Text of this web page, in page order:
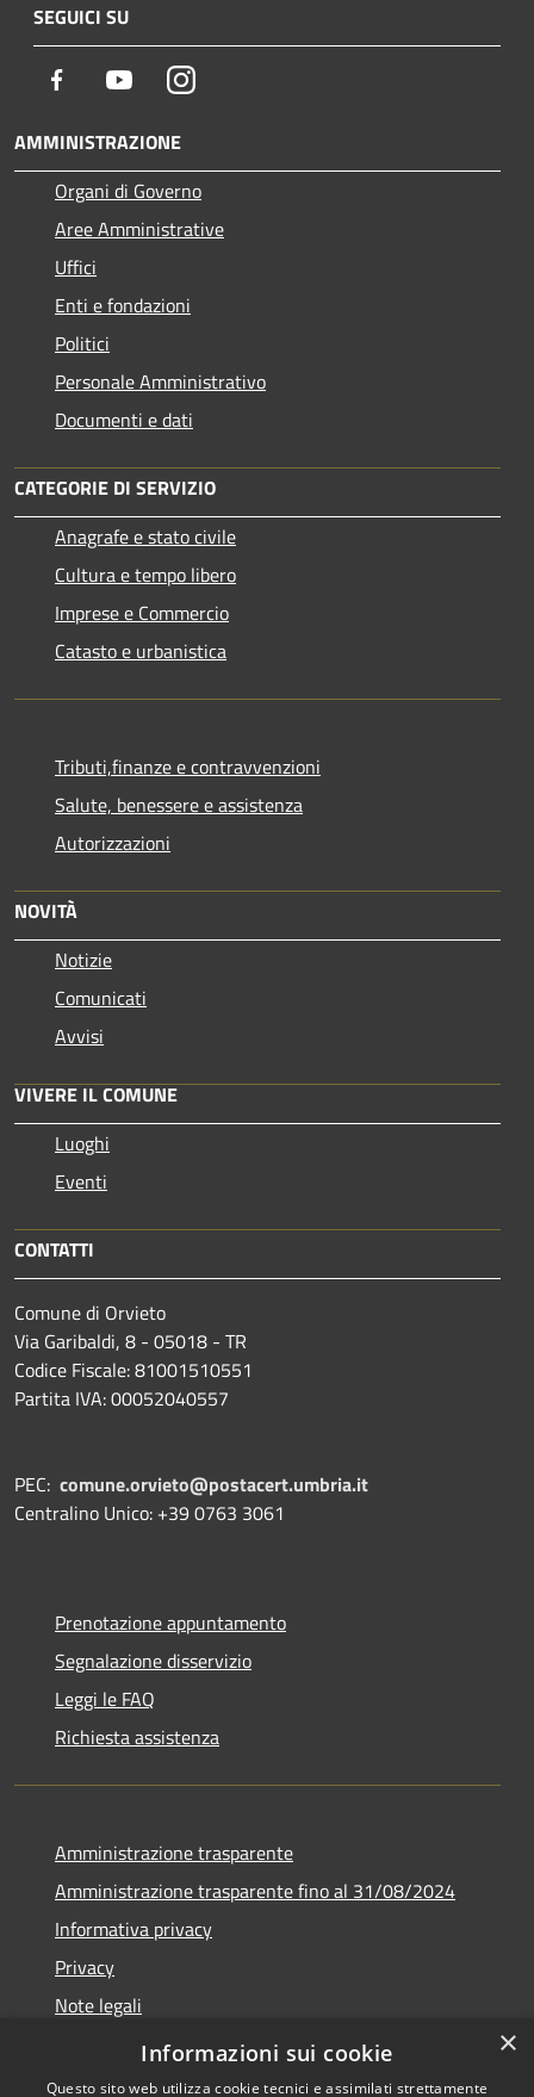
SEGUICI SU
Facebook YoutubeInstagram
AMMINISTRAZIONE
Organi di Governo
Aree Amministrative
Uffici
Enti e fondazioni
Politici
Personale Amministrativo
Documenti e dati
CATEGORIE DI SERVIZIO
Anagrafe e stato civile
Cultura e tempo libero
Imprese e Commercio
Catasto e urbanistica
Tributi,finanze e contravvenzioni
Salute, benessere e assistenza
Autorizzazioni
NOVITÀ
Notizie
Comunicati
Avvisi
VIVERE IL COMUNE
Luoghi
Eventi
CONTATTI
Comune di Orvieto
Via Garibaldi, 8 - 05018 - TR
Codice Fiscale: 81001510551
Partita IVA: 00052040557
PEC: comune.orvieto@postacert.umbria.it
Centralino Unico: +39 0763 3061
Prenotazione appuntamento
Segnalazione disservizio
Leggi le FAQ
Richiesta assistenza
Amministrazione trasparente
Amministrazione trasparente fino al 31/08/2024
Informativa privacy
Privacy
Note legali
Dichiarazione di accessibilità
×
Informazioni sui cookie
Questo sito web utilizza cookie tecnici e assimilati strettamente